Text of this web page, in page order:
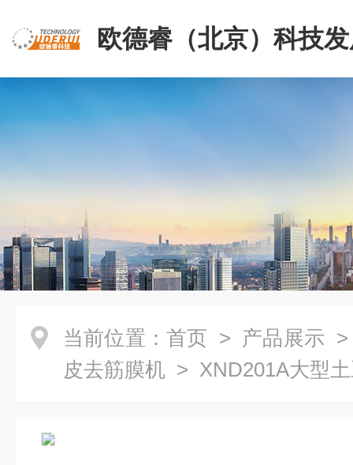
欧德睿（北京）科技
公司
当前位置： 首页 > 产品展示
皮去筋膜机 > XND201A大型